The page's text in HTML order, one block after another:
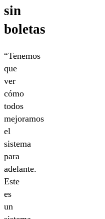
sin
boletas
“Tenemos
que
ver
cómo
todos
mejoramos
el
sistema
para
adelante.
Este
es
un